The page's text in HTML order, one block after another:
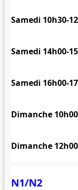
Samedi 10h30-
Samedi 14h00-
Samedi 16h00-
Dimanche
Dimanche
N1/N2